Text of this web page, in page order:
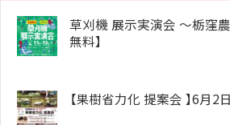
草刈機 展示実演会 ～栃窪
無料】
【果樹省力化 提案会 】6月2